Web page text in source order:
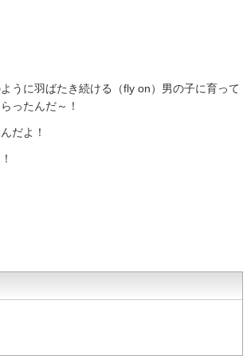
うに羽ばたき続ける（fly on）男の子に育って
ったんだ～！
だよ！